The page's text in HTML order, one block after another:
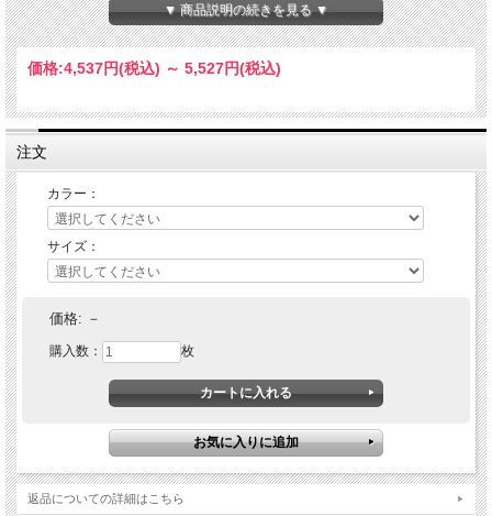
▼ 商品説明の続きを見る ▼
価格:4,537円(税込) ～ 5,527円(税込)
注文
カラー：
サイズ：
価格: －
購入数： 枚
返品についての詳細はこちら